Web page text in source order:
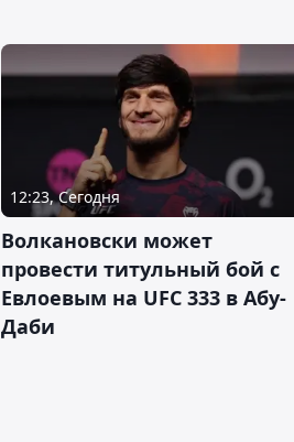
12:23, Сегодня
Волкановски может
провести титульный бой с
Евлоевым на UFC 333 в Абу-
Даби